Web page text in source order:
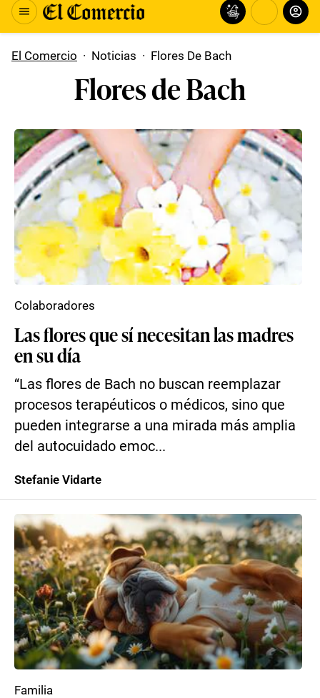
El Comercio · Noticias · Flores De Bach
Flores de Bach
Las flores que sí necesitan las madres
en su día
“Las flores de Bach no buscan reemplazar
procesos terapéuticos o médicos, sino que
pueden integrarse a una mirada más amplia
del autocuidado emoc...
Colaboradores
Stefanie Vidarte
Familia